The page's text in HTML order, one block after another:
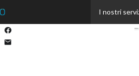
I nostri